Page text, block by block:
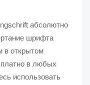
абсолютно
шрифта
в открытом
в любых
использовать